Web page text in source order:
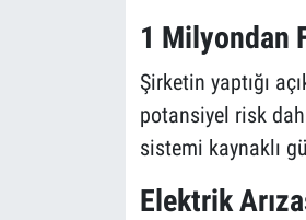
1 Milyondan
Şirketin yaptığı
potansiyel risk
sistemi kaynaklı
Elektrik